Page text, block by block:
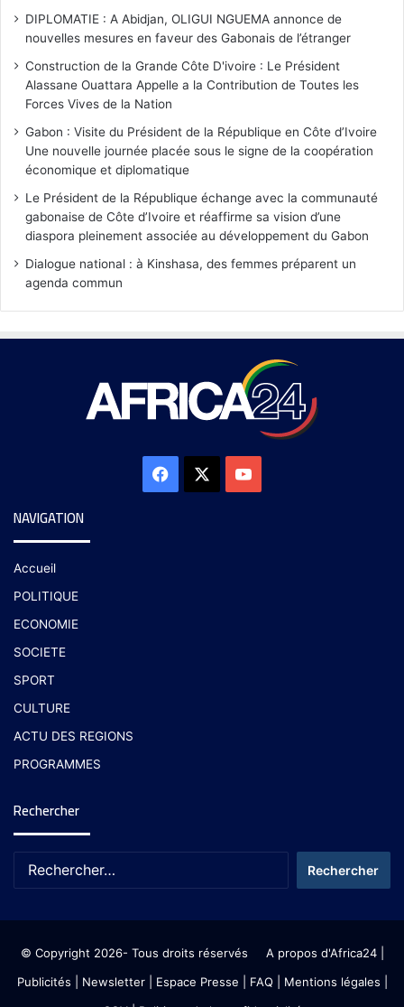
DIPLOMATIE : A Abidjan, OLIGUI NGUEMA annonce de
nouvelles mesures en faveur des Gabonais de l’étranger
Construction de la Grande Côte D'ivoire : Le Président
Alassane Ouattara Appelle a la Contribution de Toutes les
Forces Vives de la Nation
Gabon : Visite du Président de la République en Côte d’Ivoire
Une nouvelle journée placée sous le signe de la coopération
économique et diplomatique
Le Président de la République échange avec la communauté
gabonaise de Côte d’Ivoire et réaffirme sa vision d’une
diaspora pleinement associée au développement du Gabon
Dialogue national : à Kinshasa, des femmes préparent un
agenda commun
NAVIGATION
Accueil
POLITIQUE
ECONOMIE
SOCIETE
SPORT
CULTURE
ACTU DES REGIONS
PROGRAMMES
Rechercher
© Copyright 2026- Tous droits réservés A propos d'Africa24|
Publicités
Newsletter| Espace Presse | FAQ | Mentions légales